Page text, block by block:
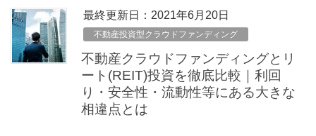
最終更新日：2021年6月20日
不動産投資型クラウドファンディング
不動産クラウドファンディングとリ
ート(REIT)投資を徹底比較｜利回
り・安全性・流動性等にある大きな
相違点とは